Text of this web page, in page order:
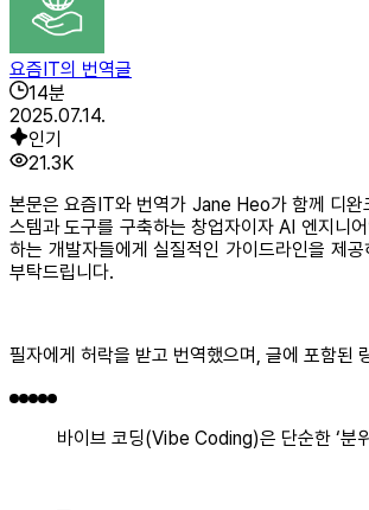
요즘IT의 번역글
14분
2025.07.14.
인기
21.3K
본문은 요즘IT와 번역가 Jane Heo가 함께 디
스템과 도구를 구축하는 창업자이자 AI 엔지니
하는 개발자들에게 실질적인 가이드라인을 제
부탁드립니다.
필자에게 허락을 받고 번역했으며, 글에 포함된
바이브 코딩(Vibe Coding)은 단순한 ‘분